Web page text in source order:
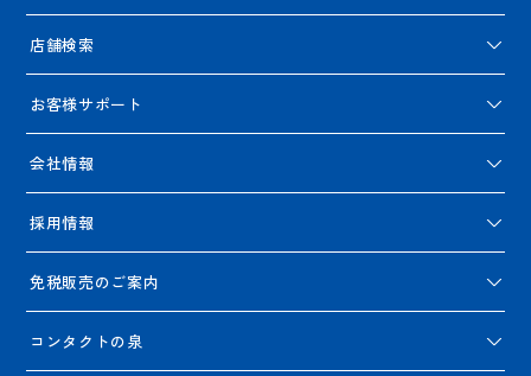
店舗検索
お客様サポート
会社情報
採用情報
免税販売のご案内
コンタクトの泉